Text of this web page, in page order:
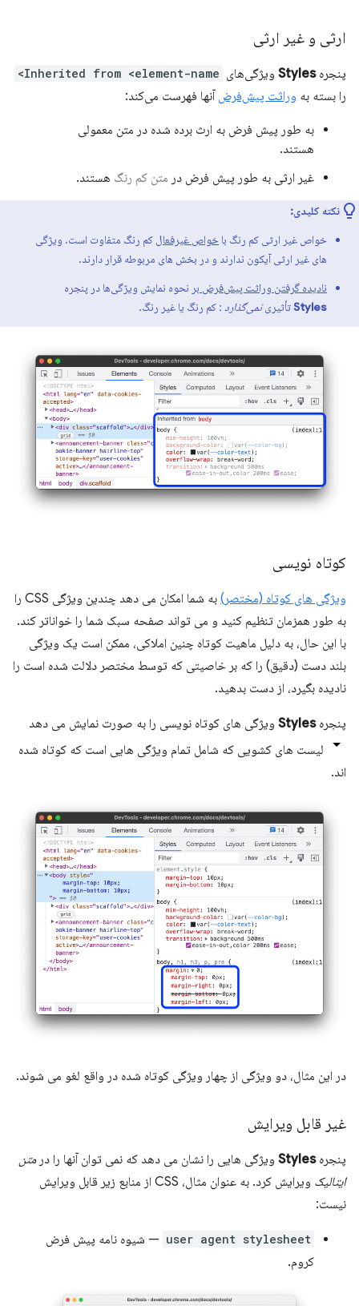
ارثی و غیر ارثی
پنجرهStyles ویژگی‌های Inherited from <element-name>
را بسته به وراثت پیش‌فرض آنها فهرست می‌کند:
به طور پیش فرض به ارث برده شده در متن معمولی
هستند.
غیر ارثی به طور پیش فرض در متن کم رنگ هستند.
نکته کلیدی:
خواص غیر ارثی کم رنگ با خواص غیرفعال کم رنگ متفاوت است. ویژگی
های غیر ارثی آیکون ندارند و در بخش های مربوطه قرار دارند.
نادیده گرفتن وراثت پیش‌فرض بر نحوه نمایش ویژگی‌ها در پنجره
Stylesتأثیرینمی‌گذارد : کم رنگ یا غیر رنگ.
کوتاه نویسی
ویژگی های کوتاه (مختصر)
به شما امکان می دهد چندین ویژگی CSS را
به طور همزمان تنظیم کنید و می تواند صفحه سبک شما را خواناتر کند.
با این حال، به دلیل ماهیت کوتاه چنین املاکی، ممکن است یک ویژگی
بلند دست (دقیق) را که بر خاصیتی که توسط مختصر دلالت شده است را
نادیده بگیرد، از دست بدهید.
پنجرهStyles ویژگی های کوتاه نویسی را به صورت نمایش می دهد
لیست های کشویی که شامل تمام ویژگی هایی است که کوتاه شده
اند.
در این مثال، دو ویژگی از چهار ویژگی کوتاه شده در واقع لغو می شوند.
غیر قابل ویرایش
پنجرهStyles ویژگی هایی را نشان می دهد که نمی توان آنها را در متن
ایتالیک
ویرایش کرد. به عنوان مثال، CSS از منابع زیر قابل ویرایش
نیست:
user agent stylesheet — شیوه نامه پیش فرض
کروم.